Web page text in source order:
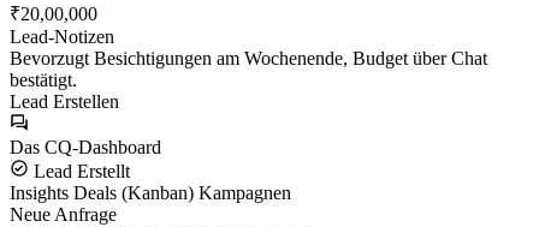
₹20,00,000
Lead-Notizen
Bevorzugt Besichtigungen am Wochenende, Budget über Chat
bestätigt.
Lead Erstellen
Das CQ-Dashboard
Lead Erstellt
Insights Deals (Kanban) Kampagnen
Neue Anfrage